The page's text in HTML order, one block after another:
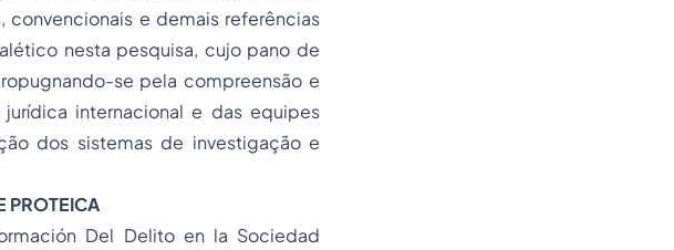
e demais referências
nesta pesquisa, cujo pano de
se pela compreensão e
internacional e das equipes
dos sistemas de investigação e
PROTEICA
Del Delito en la Sociedad